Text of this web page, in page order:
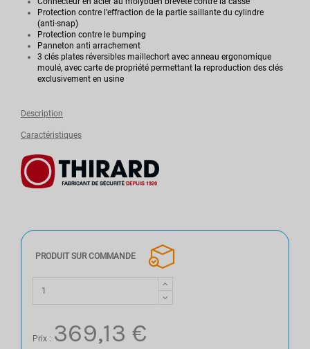
Protection contre l’effraction de la partie saillante du cylindre
(anti-snap)
Protection contre le bumping
Panneton anti arrachement
3 clés plates réversibles maillechort avec anneau ergonomique
moulé, avec carte de propriété permettant la reproduction des clés
exclusivement en usine
Description
Caractéristiques
PRODUIT SUR COMMANDE
Prix : 369,13 €